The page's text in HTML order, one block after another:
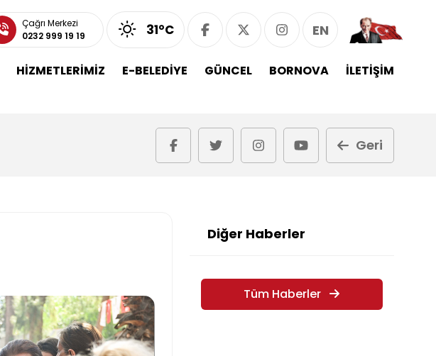
Çağrı Merkezi
0232 999 19 19
31°C EN
HİZMETLERİMİZ E-BELEDİYE GÜNCEL BORNOVA İLETİŞİM
Geri
Diğer Haberler
Tüm Haberler